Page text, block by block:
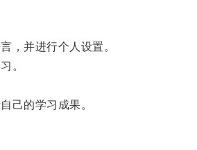
并进行个人设置。
。
己的学习成果。